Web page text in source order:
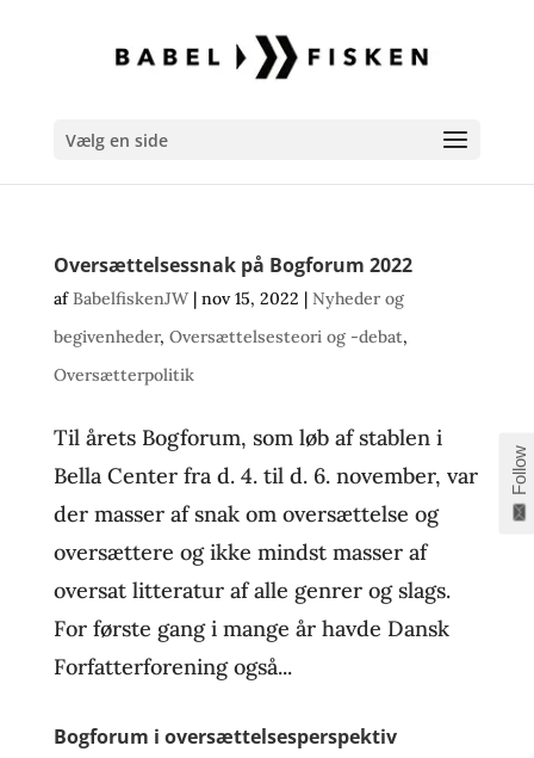
Vælg en side
Oversættelsessnak på Bogforum 2022
afBabelfiskenJW| nov 15, 2022 | Nyheder og
begivenheder, Oversættelsesteori og -debat,
Oversætterpolitik
Til årets Bogforum, som løb af stablen i
Bella Center fra d. 4. til d. 6. november, var
der masser af snak om oversættelse og
oversættere og ikke mindst masser af
oversat litteratur af alle genrer og slags.
For første gang i mange år havde Dansk
Forfatterforening også...
Bogforum i oversættelsesperspektiv
Follow